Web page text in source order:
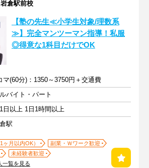
倉駅前校
【塾の先生≪小学生対象/理数系
≫】完全マンツーマン指導！私服
◎得意な1科目だけでOK
マ(60分)：1350～3750円＋交通費
バイト・パート
日以上 1日1時間以上
駅
ヶ月以内OK）
副業・Ｗワーク歓迎
未経験者歓迎
一覧を見る